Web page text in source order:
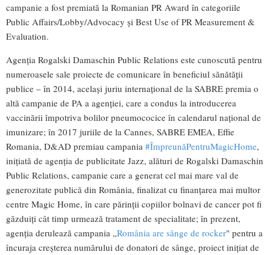
campanie a fost premiată la Romanian PR Award în categoriile
Public Affairs/Lobby/Advocacy și Best Use of PR Measurement &
Evaluation.
Agenția Rogalski Damaschin Public Relations este cunoscută pentru
numeroasele sale proiecte de comunicare în beneficiul sănătății
publice – în 2014, același juriu internațional de la SABRE premia o
altă campanie de PA a agenției, care a condus la introducerea
vaccinării împotriva bolilor pneumococice în calendarul național de
imunizare; în 2017 juriile de la Cannes, SABRE EMEA, Effie
Romania, D&AD premiau campania #ÎmpreunăPentruMagicHome,
inițiată de agenția de publicitate Jazz, alături de Rogalski Damaschin
Public Relations, campanie care a generat cel mai mare val de
generozitate publică din România, finalizat cu finanțarea mai multor
centre Magic Home, în care părinții copiilor bolnavi de cancer pot fi
găzduiți cât timp urmează tratament de specialitate; în prezent,
agenția derulează campania „România are sânge de rocker" pentru a
încuraja creșterea numărului de donatori de sânge, proiect inițiat de